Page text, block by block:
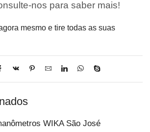
nos para saber mais!
mesmo e tire todas as suas
WIKA São José